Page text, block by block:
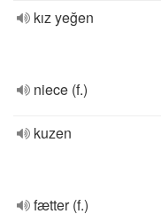
kız yeğen
niece (f.)
kuzen
fætter (f.)